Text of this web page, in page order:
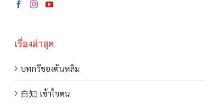
เรื่องล่าสุด
บทกวีของตันหลิม
自知 เข้าใจตน